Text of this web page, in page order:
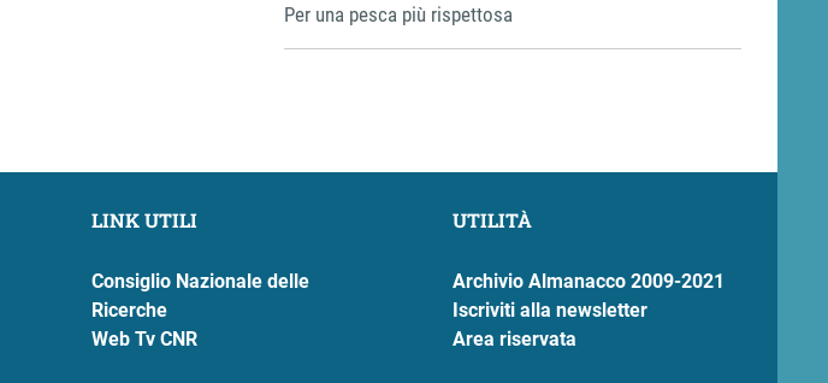
Per una pesca più rispettosa
LINK UTILI
Consiglio Nazionale delle
Ricerche
Web Tv CNR
UTILITÀ
Archivio Almanacco 2009-2021
Iscriviti alla newsletter
Area riservata